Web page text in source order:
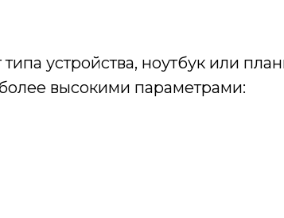
устройства, ноутбук или
высокими параметрами: